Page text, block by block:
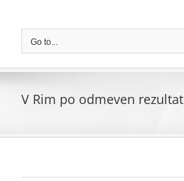
contentGo to...
V Rim po odmeven rezultat